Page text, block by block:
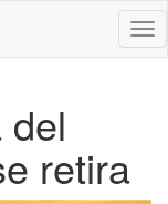
del
retira